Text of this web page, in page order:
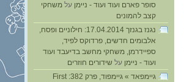
סופר פארם ועוד ועוד - ניימן על משחקי
קצב להמונים
נגנז בגנזך 17.04.2014: חילוניים ופסח,
אלבומים חדשים, פרדוקס לפיד,
ספיידרמן, משחקי מחשב בדיעבד ועוד
ועוד - ניימן על שידורים חוזרים
גיימפאד » גיימפוד, פרק 382: First